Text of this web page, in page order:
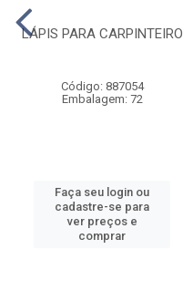
LÁPIS PARA CARPINTEIRO
Código: 887054
Embalagem: 72
Faça seu login ou
cadastre-se para
ver preços e
comprar